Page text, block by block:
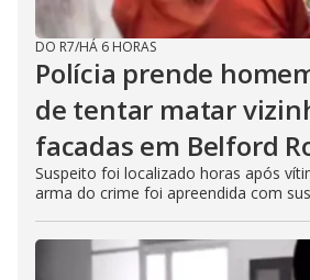
DO R7/HÁ 6 HORAS
Polícia prende
de tentar matar
facadas em Belford
Suspeito foi localizado horas após
arma do crime foi apreendida com